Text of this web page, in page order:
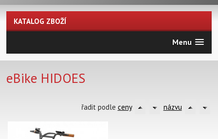
KATALOG ZBOŽÍ
Menu
eBike HIDOES
řadit podle ceny názvu